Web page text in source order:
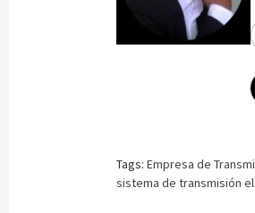
Tags:Empresa de
sistema de transmisión